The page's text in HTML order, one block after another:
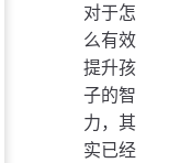
对于怎
么有效
提升孩
子的智
力，其
实已经